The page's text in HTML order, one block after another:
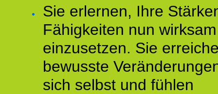
Sie erlernen, Ihre
Fähigkeiten nun wirksam
einzusetzen. Sie
bewusste
sich selbst und fühlen